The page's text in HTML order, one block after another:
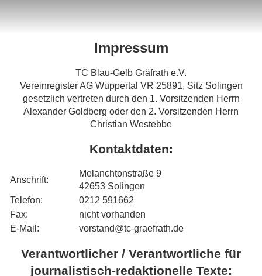
Impressum
TC Blau-Gelb Gräfrath e.V.
Vereinregister AG Wuppertal VR 25891, Sitz Solingen
gesetzlich vertreten durch den 1. Vorsitzenden Herrn
Alexander Goldberg oder den 2. Vorsitzenden Herrn
Christian Westebbe
Kontaktdaten:
Anschrift:
Melanchtonstraße 9
42653 Solingen
Telefon:
0212 591662
Fax:
nicht vorhanden
E-Mail:
vorstand@tc-graefrath.de
Verantwortlicher / Verantwortliche für
journalistisch-redaktionelle Texte: